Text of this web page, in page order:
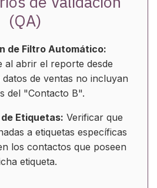
(QA)
de Filtro Automático:
al abrir el reporte desde
de ventas no incluyan
del "Contacto B".
Etiquetas: Verificar que
a etiquetas específicas
los contactos que poseen
etiqueta.